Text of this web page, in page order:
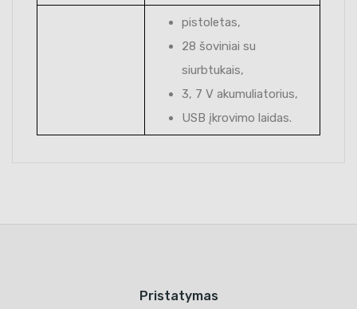
pistoletas,
28 šoviniai su
siurbtukais,
3, 7 V akumuliatorius,
USB įkrovimo laidas.
Pristatymas